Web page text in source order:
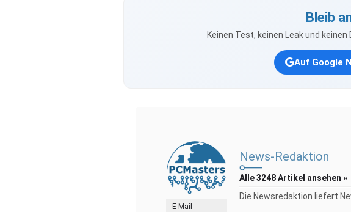
Bleib
Keinen Test, keinen Leak und
Auf Google
E-Mail
News-Redaktion
Alle 3248 Artikel ansehen »
Die Newsredaktion liefert